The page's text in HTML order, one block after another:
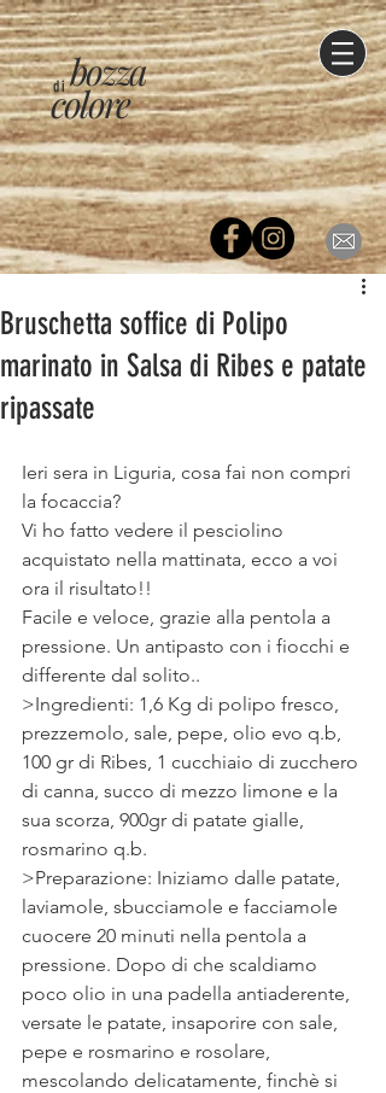
di
colore
bozza
Bruschetta soffice di Polipo
marinato in Salsa di Ribes e patate
ripassate
Ieri sera in Liguria, cosa fai non compri
la focaccia?
Vi ho fatto vedere il pesciolino
acquistato nella mattinata, ecco a voi
ora il risultato!!
Facile e veloce, grazie alla pentola a
pressione. Un antipasto con i fiocchi e
differente dal solito..
>Ingredienti: 1,6 Kg di polipo fresco,
prezzemolo, sale, pepe, olio evo q.b,
100 gr di Ribes, 1 cucchiaio di zucchero
di canna, succo di mezzo limone e la
sua scorza, 900gr di patate gialle,
rosmarino q.b.
>Preparazione: Iniziamo dalle patate,
laviamole, sbucciamole e facciamole
cuocere 20 minuti nella pentola a
pressione. Dopo di che scaldiamo
poco olio in una padella antiaderente,
versate le patate, insaporire con sale,
pepe e rosmarino e rosolare,
mescolando delicatamente, finchè si